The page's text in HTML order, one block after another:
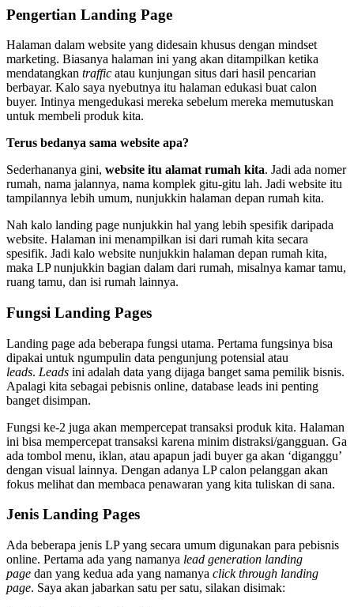
Pengertian Landing Page
Halaman dalam website yang didesain khusus dengan mindset
marketing. Biasanya halaman ini yang akan ditampilkan ketika
mendatangkan traffic atau kunjungan situs dari hasil pencarian
berbayar. Kalo saya nyebutnya itu halaman edukasi buat calon
buyer. Intinya mengedukasi mereka sebelum mereka memutuskan
untuk membeli produk kita.
Terus bedanya sama website apa?
Sederhananya gini, website itu alamat rumah kita. Jadi ada nomer
rumah, nama jalannya, nama komplek gitu-gitu lah. Jadi website itu
tampilannya lebih umum, nunjukkin halaman depan rumah kita.
Nah kalo landing page nunjukkin hal yang lebih spesifik daripada
website. Halaman ini menampilkan isi dari rumah kita secara
spesifik. Jadi kalo website nunjukkin halaman depan rumah kita,
maka LP nunjukkin bagian dalam dari rumah, misalnya kamar tamu,
ruang tamu, dan isi rumah lainnya.
Fungsi Landing Pages
Landing page ada beberapa fungsi utama. Pertama fungsinya bisa
dipakai untuk ngumpulin data pengunjung potensial atau
leads. Leads ini adalah data yang dijaga banget sama pemilik bisnis.
Apalagi kita sebagai pebisnis online, database leads ini penting
banget disimpan.
Fungsi ke-2 juga akan mempercepat transaksi produk kita. Halaman
ini bisa mempercepat transaksi karena minim distraksi/gangguan. Ga
ada tombol menu, iklan, atau apapun jadi buyer ga akan ‘diganggu’
dengan visual lainnya. Dengan adanya LP calon pelanggan akan
fokus melihat dan membaca penawaran yang kita tuliskan di sana.
Jenis Landing Pages
Ada beberapa jenis LP yang secara umum digunakan para pebisnis
online. Pertama ada yang namanya lead generation landing
page dan yang kedua ada yang namanya click through landing
page. Saya akan jabarkan satu per satu, silakan disimak: